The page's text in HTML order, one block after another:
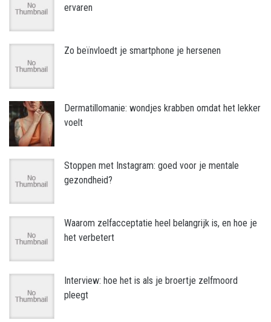
ervaren
Zo beïnvloedt je smartphone je hersenen
Dermatillomanie: wondjes krabben omdat het lekker
voelt
Stoppen met Instagram: goed voor je mentale
gezondheid?
Waarom zelfacceptatie heel belangrijk is, en hoe je
het verbetert
Interview: hoe het is als je broertje zelfmoord
pleegt